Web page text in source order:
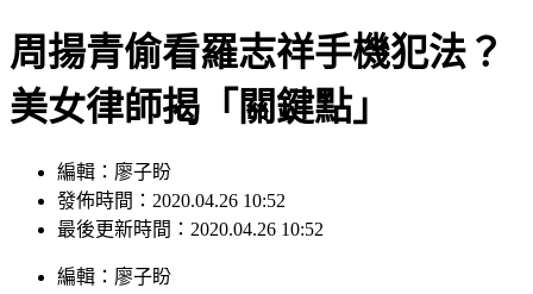
周揚青偷看羅志祥手機犯法？
美女律師揭「關鍵點」
發佈時間：2020.04.26 10:52
最後更新時間：2020.04.26 10:52
發佈時間：2020.04.26 10:52